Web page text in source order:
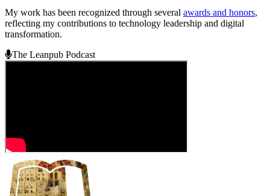
My work has been recognized through several awards and honors,
reflecting my contributions to technology leadership and digital
transformation.
The Leanpub Podcast